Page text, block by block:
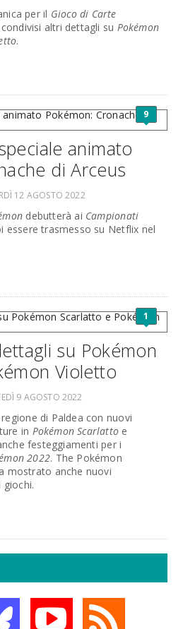
per il Gioco di Carte
altri dettagli su Pokémon
.
9
animato
di Arceus
12 AGOSTO 2022
debutterà ai Campionati
essere trasmesso su Netflix nel
1
su Pokémon
Violetto
9 AGOSTO 2022
di Paldea con nuovi
in Pokémon Scarlatto e
festeggiamenti per i
2022. The Pokémon
mostrato anche nuovi
giochi.